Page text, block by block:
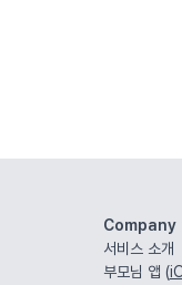
Company
서비스 소개
부모님 앱 (